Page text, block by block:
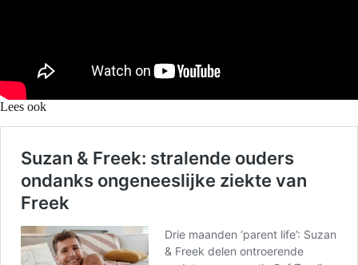
Lees ook